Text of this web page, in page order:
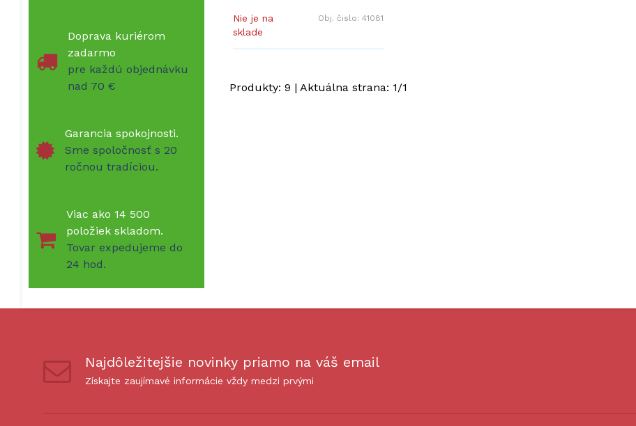
Nie je na
sklade
Obj. čislo: 41081
Produkty: 9 | Aktuálna strana: 1/1
Doprava kuriérom
zadarmo
pre každú objednávku
nad 70 €
Garancia spokojnosti.
Sme spoločnosť s 20
ročnou tradíciou.
Viac ako 14 500
položiek skladom.
Tovar expedujeme do
24 hod.
Najdôležitejšie novinky priamo na váš email
Získajte zaujímavé informácie vždy medzi prvými